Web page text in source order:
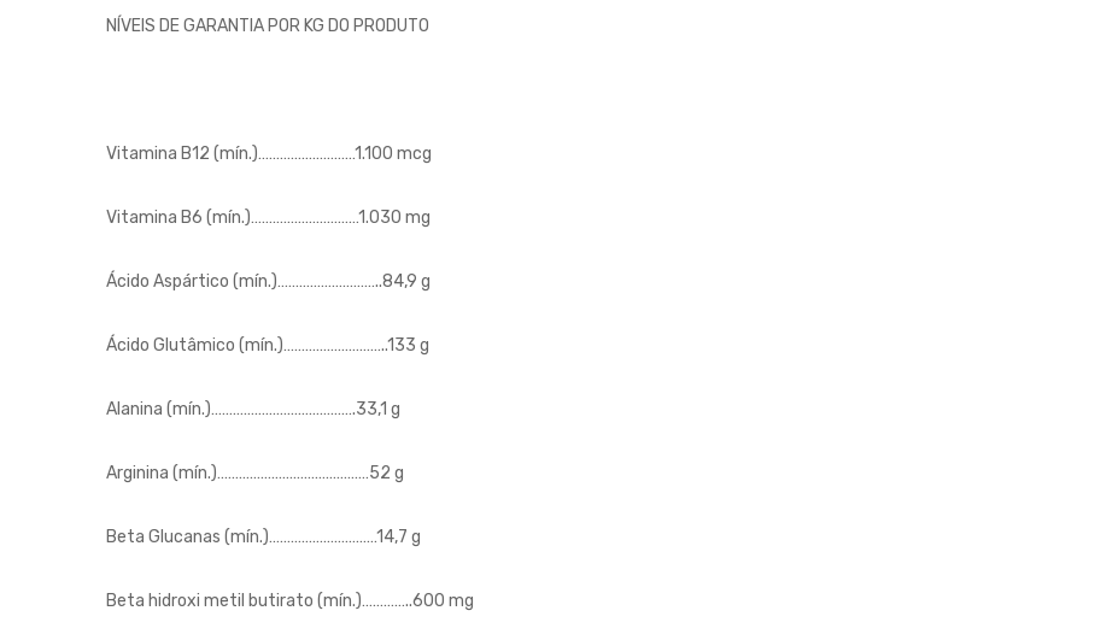
NÍVEIS DE GARANTIA POR KG DO PRODUTO
Vitamina B12 (mín.)………………………1.100 mcg
Vitamina B6 (mín.)…………………………1.030 mg
Ácido Aspártico (mín.)………………………..84,9 g
Ácido Glutâmico (mín.)………………………..133 g
Alanina (mín.)………………………………….33,1 g
Arginina (mín.)……………………………………52 g
Beta Glucanas (mín.)…………………………14,7 g
Beta hidroxi metil butirato (mín.)…………..600 mg